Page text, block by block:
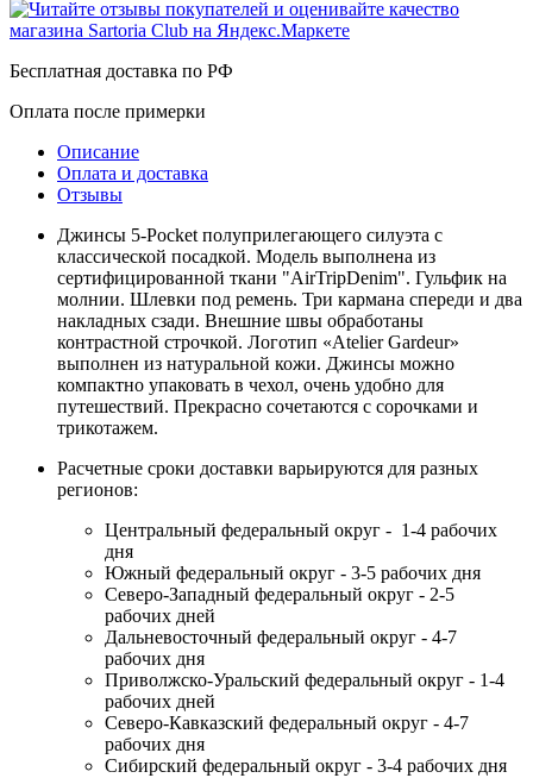
Бесплатная доставка по РФ
Оплата после примерки
Описание
Оплата и доставка
Отзывы
Джинсы 5-Pocket полуприлегающего силуэта с
классической посадкой. Модель выполнена из
сертифицированной ткани "AirTripDenim". Гульфик на
молнии. Шлевки под ремень. Три кармана спереди и два
накладных сзади. Внешние швы обработаны
контрастной строчкой. Логотип «Atelier Gardeur»
выполнен из натуральной кожи. Джинсы можно
компактно упаковать в чехол, очень удобно для
путешествий. Прекрасно сочетаются с сорочками и
трикотажем.
Расчетные сроки доставки варьируются для разных
регионов:
Центральный федеральный округ - 1-4 рабочих
дня
Южный федеральный округ - 3-5 рабочих дня
Северо-Западный федеральный округ - 2-5
рабочих дней
Дальневосточный федеральный округ - 4-7
рабочих дня
Приволжско-Уральский федеральный округ - 1-4
рабочих дней
Северо-Кавказский федеральный округ - 4-7
рабочих дня
Сибирский федеральный округ - 3-4 рабочих дня